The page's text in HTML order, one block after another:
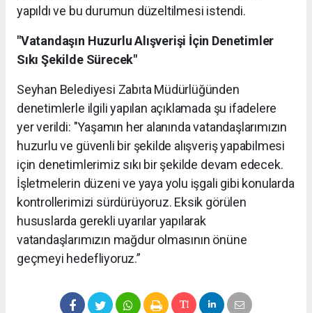
yapıldı ve bu durumun düzeltilmesi istendi.
"Vatandaşın Huzurlu Alışverişi İçin Denetimler
Sıkı Şekilde Sürecek"
Seyhan Belediyesi Zabıta Müdürlüğünden
denetimlerle ilgili yapılan açıklamada şu ifadelere
yer verildi: "Yaşamın her alanında vatandaşlarımızın
huzurlu ve güvenli bir şekilde alışveriş yapabilmesi
için denetimlerimiz sıkı bir şekilde devam edecek.
İşletmelerin düzeni ve yaya yolu işgali gibi konularda
kontrollerimizi sürdürüyoruz. Eksik görülen
hususlarda gerekli uyarılar yapılarak
vatandaşlarımızın mağdur olmasının önüne
geçmeyi hedefliyoruz.”